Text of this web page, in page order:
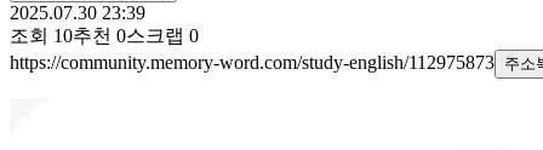
2025.07.30 23:39
조회 10추천 0스크랩 0
https://community.memory-word.com/study-english/112975873 주소